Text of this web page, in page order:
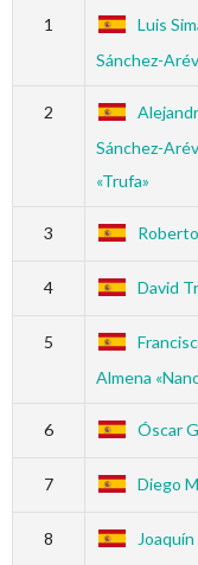
1
Luis
Sánchez-
2
Sánchez-
«Trufa»
3
4 David
5
Almena
6 Óscar
7 Diego
8